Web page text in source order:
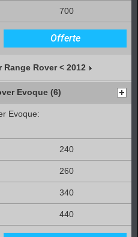
700
Offerte
Rover < 2012
Evoque (6)
Evoque:
240
260
340
440